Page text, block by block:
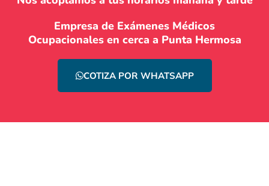
Empresa de Exámenes Médicos
Ocupacionales en cerca a Punta Hermosa
COTIZA POR WHATSAPP